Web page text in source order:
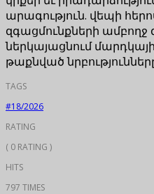
արագություն. վեպի
զգացմունքների
ներկայացնում
թաքնված
TAGS
#18/2026
RATING
( 0 RATING )
HITS
797 TIMES